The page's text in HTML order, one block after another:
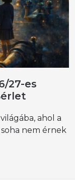
27-es
ahol a
nem érnek